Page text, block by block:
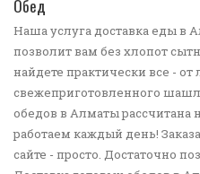
Обед
Наша услуга доставка еды в
позволит вам без хлопот
найдете практически все - от
свежеприготовленного
обедов в Алматы рассчитана
работаем каждый день!
сайте - просто. Достаточно